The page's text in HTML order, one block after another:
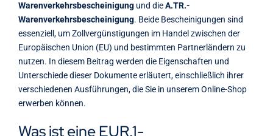
Warenverkehrsbescheinigung und dieA.TR.-
Warenverkehrsbescheinigung. Beide Bescheinigungen sind
essenziell, um Zollvergünstigungen im Handel zwischen der
Europäischen Union (EU) und bestimmten Partnerländern zu
nutzen. In diesem Beitrag werden die Eigenschaften und
Unterschiede dieser Dokumente erläutert, einschließlich ihrer
verschiedenen Ausführungen, die Sie in unserem Online-Shop
erwerben können.
Was ist eine EUR.1-